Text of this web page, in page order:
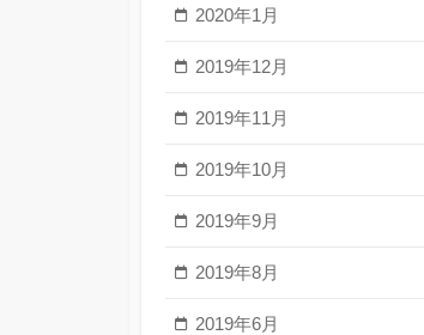
2020年1月
2019年12月
2019年11月
2019年10月
2019年9月
2019年8月
2019年6月